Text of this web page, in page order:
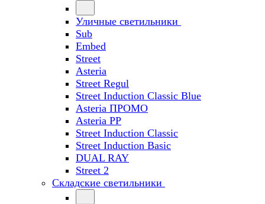
Уличные светильники
Sub
Embed
Street
Asteria
Street Regul
Street Induction Classic Blue
Asteria ПРОМО
Asteria PP
Street Induction Classic
Street Induction Basic
DUAL RAY
Street 2
Складские светильники